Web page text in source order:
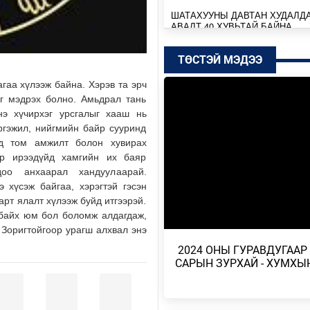
хүлээж байна. Хэрэв та эрч
мэдрэх болно. Амьдрал тань
хүчирхэг урсгалыг хааш нь
нийгмийн байр сууринд
том амжилт болон хувирах
ирээдүйд хамгийн их баяр
анхаарал хандуулаарай.
байгаа, хэрэгтэй гэсэн
ялалт хүлээж буйд итгээрэй.
байх юм бол боломж алдагдаж,
урагш алхвал энэ
ШАТАХУУНЫ ДАВТАН
АВАЛТ 40 ХУВЬТАЙ БАЙНА
Өчигдөр
SENZU+S1MPLE НИЙЛЭЭД
ТӨСВИЙН ТАЛААРХ …
Өчигдөр
ТӨСТЭЙ МЭДЭЭ
​ 2024 ОНЫ ГУРАВДУГААР
САРЫН ЗУРХАЙ -